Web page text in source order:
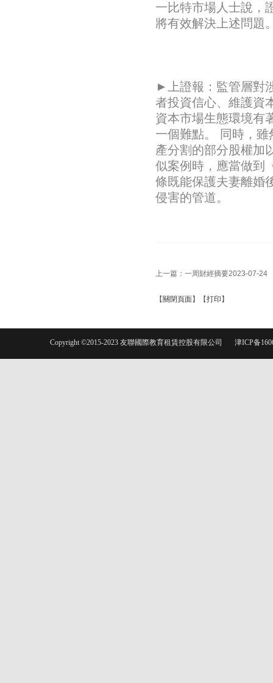
一比特市場人士說，
將有效解決上述問題
►上證報：監管層對
者投資信心、維護資
資本市場生態環境有
一個難點。 同時，
產分割的部分股權加
似案例時，應當做到
條既能保護夫妻離婚
侵害的管道。
上一篇： 一周財經摘要2023-07-24
【 關閉頁面】【打印 】
Copyright ©2015-2023 友聯國際教育租賃控股有限公司 津ICP备